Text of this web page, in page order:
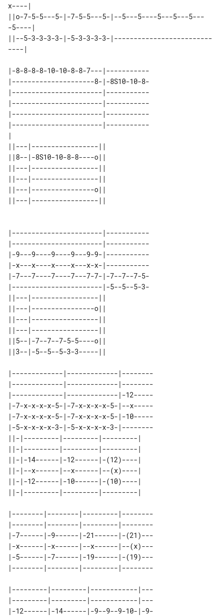
x----|
||o-7-5-5---5-|-7-5-5---5-|--5---5----5---5---5---
-5----|
||--5-3-3-3-3-|-5-3-3-3-3-|-------------------------
----|
|-8-8-8-8-10-10-8-8-7---|-----------
|---------------------8-|-8S10-10-8-
|-----------------------|-----------
|-----------------------|-----------
|-----------------------|-----------
|-----------------------|-----------
|
||---|-----------------||
||8--|-8S10-10-8-8----o||
||---|-----------------||
||---|-----------------||
||---|----------------o||
||---|-----------------||
|-----------------------|-----------
|-----------------------|-----------
|-9---9----9----9---9-9-|-----------
|-x---x----x----x---x-x-|-----------
|-7---7----7----7---7-7-|-7--7--7-5-
|-----------------------|-5--5--5-3-
||---|-----------------||
||---|----------------o||
||---|-----------------||
||---|-----------------||
||5--|-7--7--7-5-5----o||
|-------------|-------------|--------
|-------------|-------------|--------
|-------------|-------------|-12-----
|-7-x-x-x-x-5-|-7-x-x-x-x-5-|--x-----
|-7-x-x-x-x-5-|-7-x-x-x-x-5-|-10-----
|-5-x-x-x-x-3-|-5-x-x-x-x-3-|--------
||-|---------|---------|---------|
||-|---------|---------|---------|
||-|-14------|-12------|-(12)----|
||-|--x------|--x------|--(x)----|
||-|-12------|-10------|-(10)----|
|--------|--------|---------|--------
|--------|--------|---------|--------
|-7------|-9------|-21------|-(21)---
|-x------|-x------|--x------|--(x)---
|-5------|-7------|-19------|-(19)---
|---------|---------|------------|---
|---------|---------|------------|---
|-12------|-14------|-9--9--9-10-|-9-